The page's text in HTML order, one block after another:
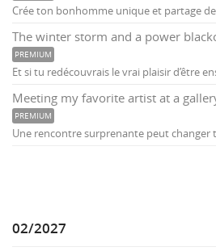
Crée ton bonhomme unique et partage
The winter storm and a power
PREMIUM
Et si tu redécouvrais le vrai plaisir d’être
Meeting my favorite artist at a
PREMIUM
Une rencontre surprenante peut changer
02/2027